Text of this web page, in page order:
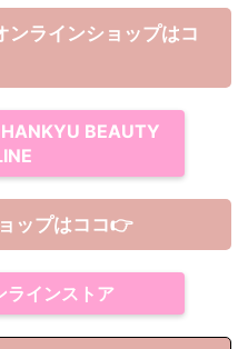
ラインショップはコ
BEAUTY
ップはココ👉
ラインストア